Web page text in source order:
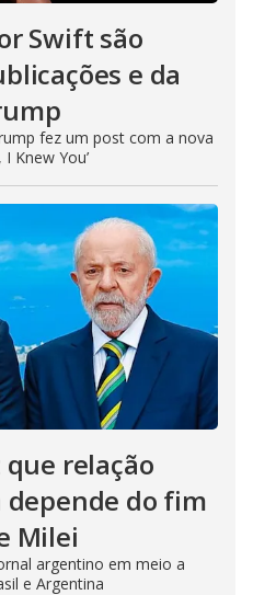
Swift são
e da
fez um post com a nova
Knew You’
relação
do fim
Milei
argentino em meio a
e Argentina